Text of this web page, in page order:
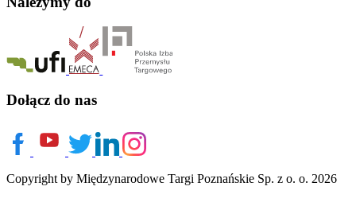
Dołącz do nas
Copyright by Międzynarodowe Targi Poznańskie Sp. z o. o. 2026